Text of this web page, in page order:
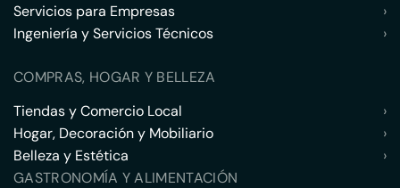
Servicios para Empresas
›
Ingeniería y Servicios Técnicos
›
COMPRAS, HOGAR Y BELLEZA
Tiendas y Comercio Local
›
Hogar, Decoración y Mobiliario
›
Belleza y Estética
›
GASTRONOMÍA Y ALIMENTACIÓN